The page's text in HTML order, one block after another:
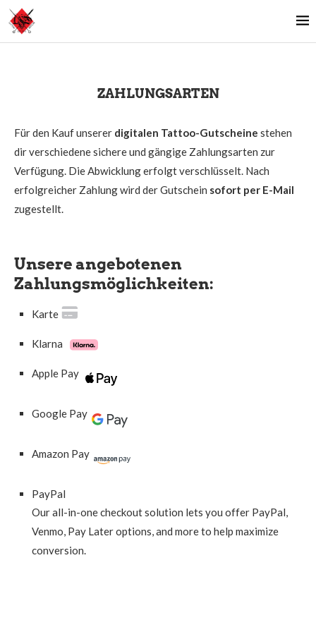
ZAHLUNGSARTEN
Für den Kauf unserer digitalen Tattoo-Gutscheine stehen
dir verschiedene sichere und gängige Zahlungsarten zur
Verfügung. Die Abwicklung erfolgt verschlüsselt. Nach
erfolgreicher Zahlung wird der Gutschein sofort per E-Mail
zugestellt.
Unsere angebotenen
Zahlungsmöglichkeiten:
Karte
Klarna
Apple Pay
Google Pay
Amazon Pay
PayPal
Our all-in-one checkout solution lets you offer PayPal,
Venmo, Pay Later options, and more to help maximize
conversion.